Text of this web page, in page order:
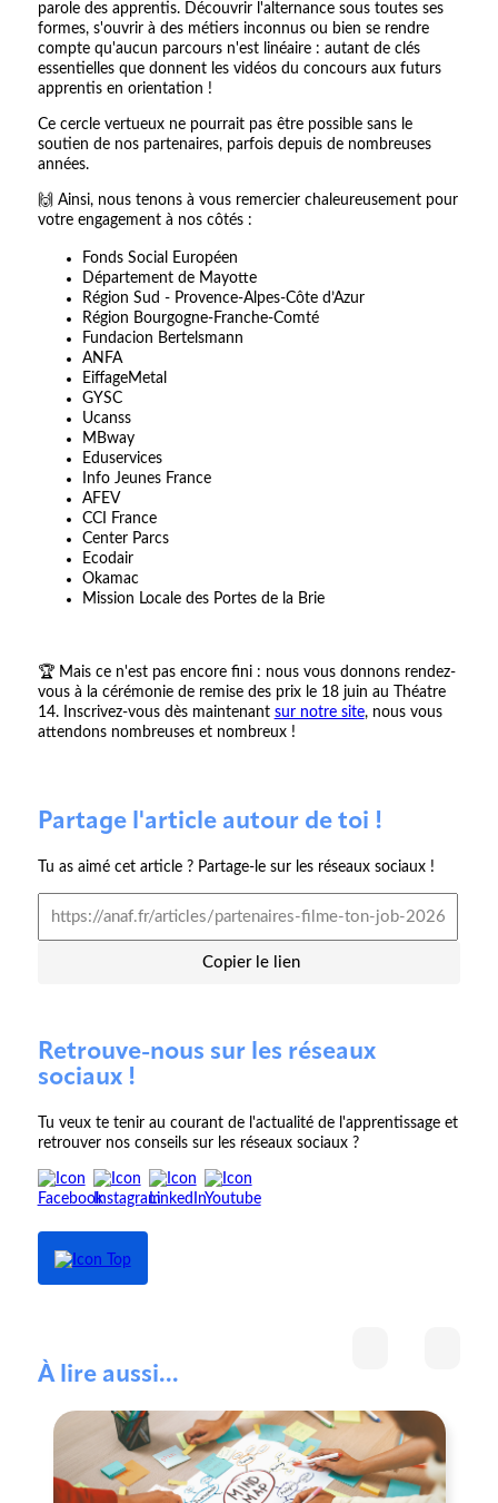
parole des apprentis. Découvrir l'alternance sous toutes ses
formes, s'ouvrir à des métiers inconnus ou bien se rendre
compte qu'aucun parcours n'est linéaire : autant de clés
essentielles que donnent les vidéos du concours aux futurs
apprentis en orientation !
Ce cercle vertueux ne pourrait pas être possible sans le
soutien de nos partenaires, parfois depuis de nombreuses
années.
🙌 Ainsi, nous tenons à vous remercier chaleureusement pour
votre engagement à nos côtés :
Fonds Social Européen
Département de Mayotte
Région Sud - Provence-Alpes-Côte d’Azur
Région Bourgogne-Franche-Comté
Fundacion Bertelsmann
ANFA
EiffageMetal
GYSC
Ucanss
MBway
Eduservices
Info Jeunes France
AFEV
CCI France
Center Parcs
Ecodair
Okamac
Mission Locale des Portes de la Brie
🏆 Mais ce n'est pas encore fini : nous vous donnons rendez-
vous à la cérémonie de remise des prix le 18 juin au Théatre
14. Inscrivez-vous dès maintenant sur notre site, nous vous
attendons nombreuses et nombreux !
Partage l'article autour de toi !
Tu as aimé cet article ? Partage-le sur les réseaux sociaux !
Copier le lien
Retrouve-nous sur les réseaux
sociaux !
Tu veux te tenir au courant de l'actualité de l'apprentissage et
retrouver nos conseils sur les réseaux sociaux ?
À lire aussi...